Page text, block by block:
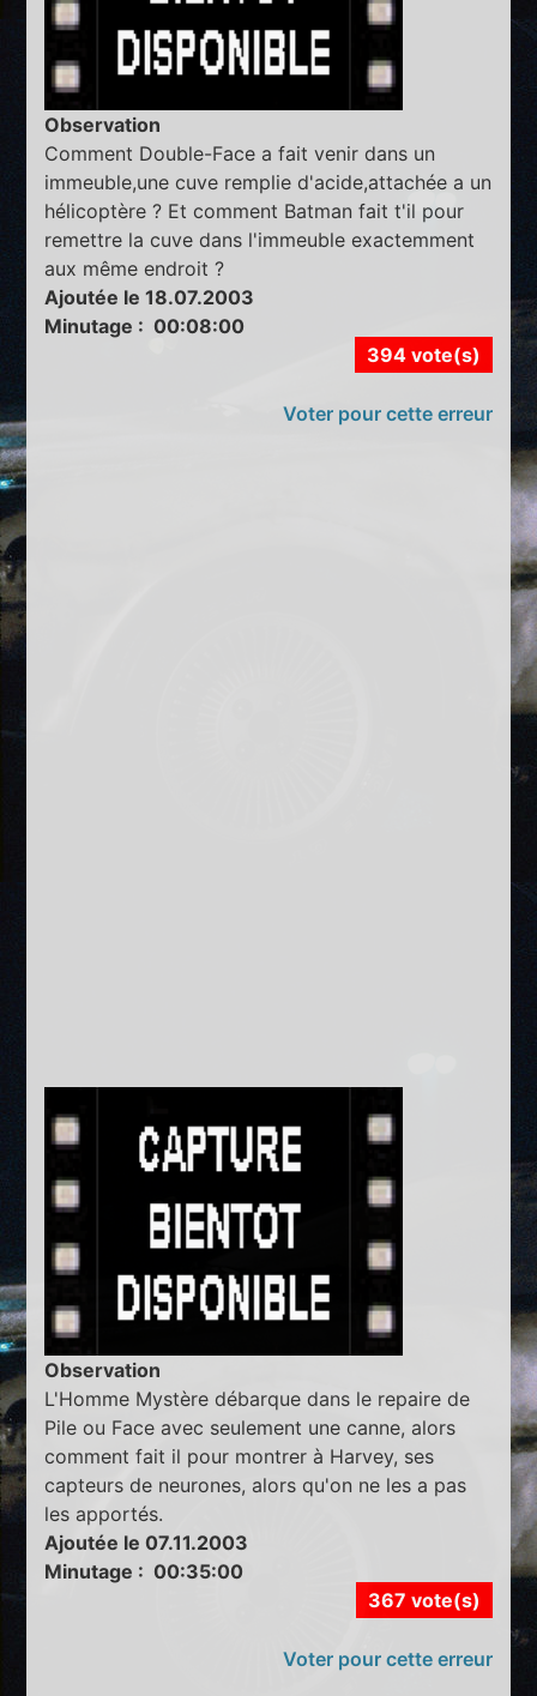
Observation
Comment Double-Face a fait venir dans un
immeuble,une cuve remplie d'acide,attachée a un
hélicoptère ? Et comment Batman fait t'il pour
remettre la cuve dans l'immeuble exactemment
aux même endroit ?
Ajoutée le 18.07.2003
Minutage : 00:08:00
394 vote(s)
Voter pour cette erreur
Observation
L'Homme Mystère débarque dans le repaire de
Pile ou Face avec seulement une canne, alors
comment fait il pour montrer à Harvey, ses
capteurs de neurones, alors qu'on ne les a pas
les apportés.
Ajoutée le 07.11.2003
Minutage : 00:35:00
367 vote(s)
Voter pour cette erreur